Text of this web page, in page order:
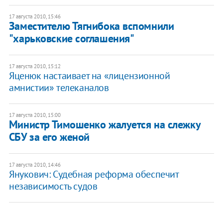
17 августа 2010, 15:46
Заместителю Тягнибока вспомнили
"харьковские соглашения"
17 августа 2010, 15:12
Яценюк настаивает на «лицензионной
амнистии» телеканалов
17 августа 2010, 15:00
Министр Тимошенко жалуется на слежку
СБУ за его женой
17 августа 2010, 14:46
Янукович: Судебная реформа обеспечит
независимость судов